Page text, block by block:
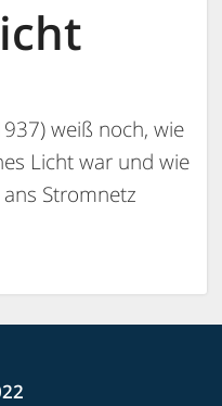
weiß noch, wie
Licht war und wie
Stromnetz